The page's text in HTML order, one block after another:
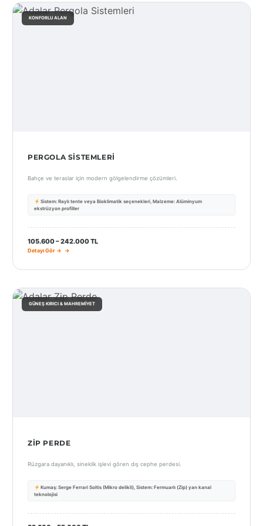
KONFORLU ALAN
PERGOLA SISTEMLERI
Bahçe ve teraslar için modern gölgelendirme çözümleri.
Sistem: Raylı tente veya Bioklimatik seçenekleri, Malzeme: Alüminyum
ekstrüzyon profiller
105.600 – 242.000 TL
Detayı Gör →
GÜNEŞ KIRICI & MAHREMIYET
ZIP PERDE
Rüzgara dayanıklı, sineklik işlevi gören dış cephe perdesi.
Kumaş: Serge Ferrari Soltis (Mikro delikli), Sistem: Fermuarlı (Zip) yan kanal
teknolojisi